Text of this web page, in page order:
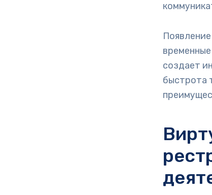
создает
быстрота